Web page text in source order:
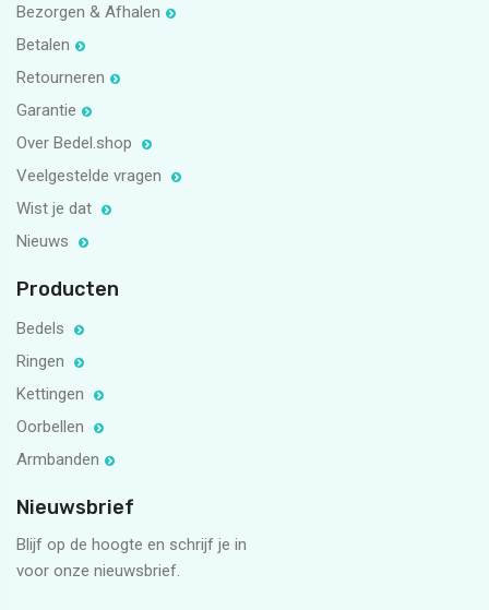
Bezorgen & Afhalen
Betalen
Retourneren
Garantie
Over Bedel.shop
Veelgestelde vragen
Wist je dat
Nieuws
Producten
Bedels
Ringen
Kettingen
Oorbellen
Armbanden
Nieuwsbrief
Blijf op de hoogte en schrijf je in
voor onze nieuwsbrief.